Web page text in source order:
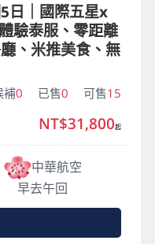
日｜國際五星x
驗泰服、零距離
、米推美食、無
補0 已售0 可售15
中華航空
早去午回
NT$31,800起